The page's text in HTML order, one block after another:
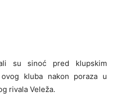
su sinoć pred klupskim
kluba nakon poraza u
rivala Veleža.